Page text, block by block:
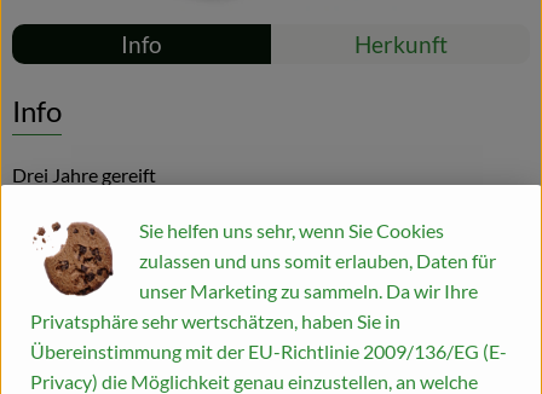
Rezepte
Info Herkunft
Info
Drei Jahre gereift
Das Bouquet ist klar und kraftvoll mit Aromen von Blüten und
frisch gepressten Trauben, die das Terroir der Fins Bois-Region
widerspiegeln. Die Farbe ist ein schönes Goldgelb. Am
Gaumen entfaltet sich die Lebendigkeit dieses jungen Cognacs
– kraftvoll und mit einem langen, aromatischen Abgang.
Sie helfen uns sehr, wenn Sie Cookies
zulassen und uns somit erlauben, Daten für
unser Marketing zu sammeln. Da wir Ihre
Privatsphäre sehr wertschätzen, haben Sie in
Übereinstimmung mit der EU-Richtlinie 2009/136/EG (E-
Privacy) die Möglichkeit genau einzustellen, an welche